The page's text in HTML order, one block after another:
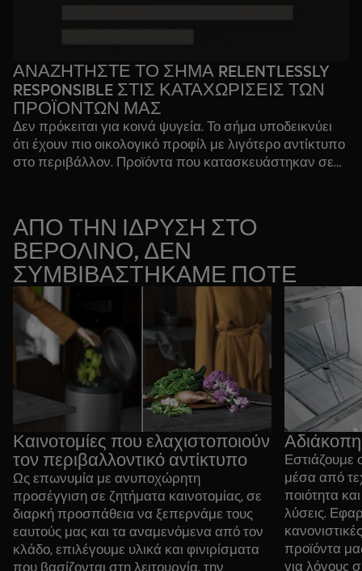
ΑΝΑΖΗΤΗΣΤΕ ΤΟ ΣΗΜΑ RELENTLESSLY
RESPONSIBLE ΣΤΙΣ ΚΑΤΑΧΩΡΙΣΕΙΣ ΤΩΝ
ΠΡΟΪΟΝΤΩΝ ΜΑΣ
Δεν πρόκειται για κοινά ψυγεία. Το σήμα υποδεικνύει
ότι έχουν πιο οικολογικό προφίλ με λιγότερο αντίκτυπο
στο περιβάλλον. Προϊόντα που κατασκευάστηκαν σε
μας.
ΑΠΟ ΤΗΝ ΙΔΡΥΣΗ ΣΤΟ
ΒΕΡΟΛΙΝΟ, ΔΕΝ
ΣΥΜΒΙΒΑΣΤΗΚΑΜΕ ΠΟΤΕ
Καινοτομίες που ελαχιστοποιούν
τον περιβαλλοντικό αντίκτυπο
Ως επωνυμία με ανυποχώρητη
προσέγγιση σε ζητήματα καινοτομίας, σε
διαρκή προσπάθεια να ξεπερνάμε τους
εαυτούς μας και τα αναμενόμενα από τον
κλάδο, επιλέγουμε υλικά και φινιρίσματα
που βασίζονται στη λειτουργία, την
Εστιάζουμε
μέσα από
ποιότητα
λύσεις.
προϊόντα
για λόγους